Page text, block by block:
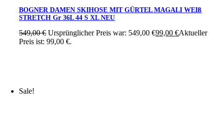
BOGNER DAMEN SKIHOSE MIT GÜRTEL MAGALI WEIß
STRETCH Gr 36L 44 S XL NEU
549,00€ Ursprünglicher Preis war: 549,00 €99,00€Aktueller
Preis ist: 99,00 €.
Sale!